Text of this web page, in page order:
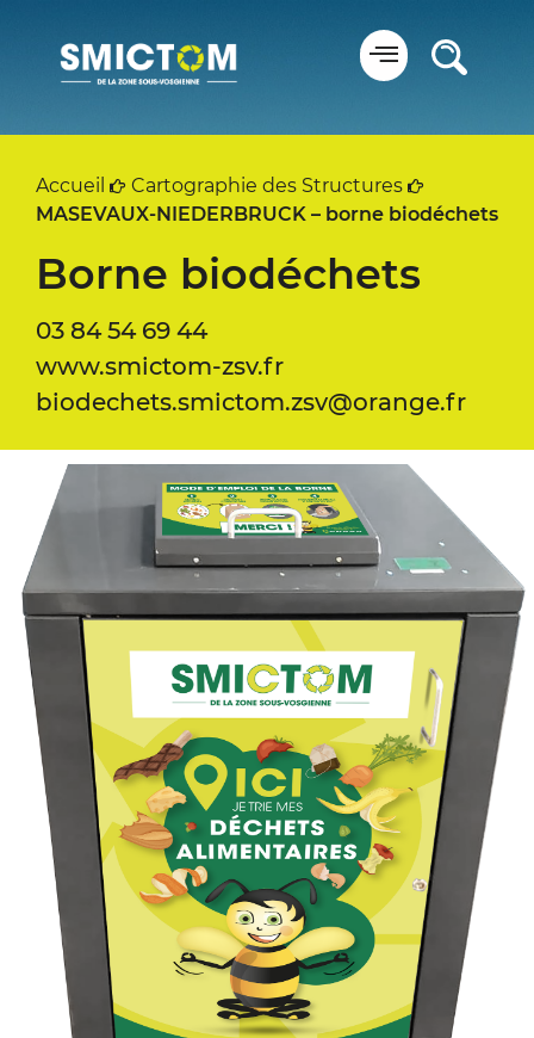
Accueil
Cartographie des Structures
MASEVAUX-NIEDERBRUCK – borne biodéchets
Borne biodéchets
03 84 54 69 44
www.smictom-zsv.fr
biodechets.smictom.zsv@orange.fr